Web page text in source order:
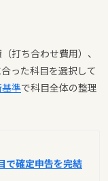
打ち合わせ費用）、
った科目を選択して
準で科目全体の整理
で確定申告を完結